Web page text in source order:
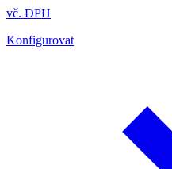
vč. DPH
Konfigurovat